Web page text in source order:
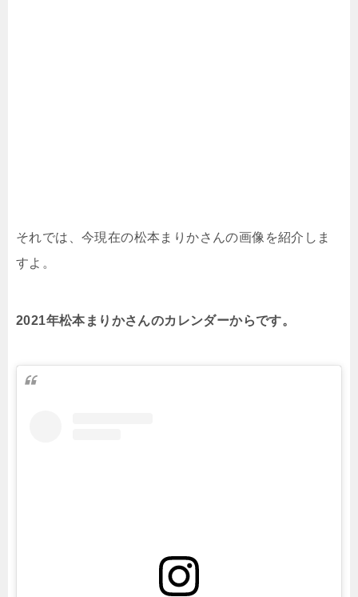
それでは、今現在の松本まりかさんの画像を紹介しま
すよ。
2021年松本まりかさんのカレンダーからです。